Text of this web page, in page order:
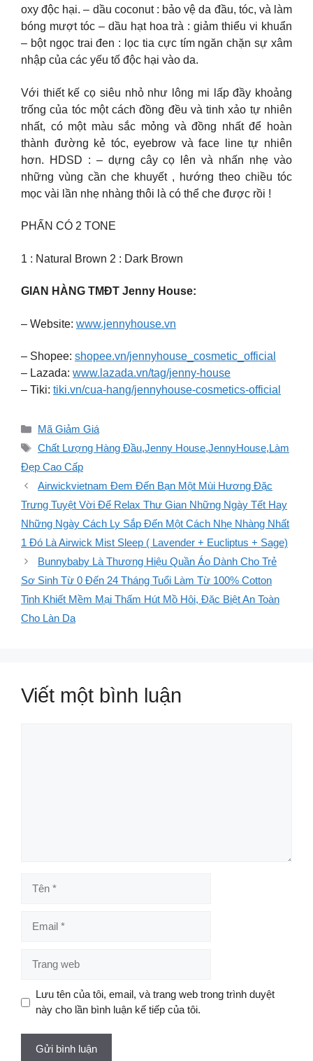
oxy độc hại. – dầu coconut : bảo vệ da đầu, tóc, và làm
bóng mượt tóc – dầu hạt hoa trà : giảm thiểu vi khuẩn
– bột ngọc trai đen : lọc tia cực tím ngăn chặn sự xâm
nhập của các yếu tố độc hại vào da.
Với thiết kế cọ siêu nhỏ như lông mi lấp đầy khoảng
trống của tóc một cách đồng đều và tinh xảo tự nhiên
nhất, có một màu sắc mỏng và đồng nhất để hoàn
thành đường kẻ tóc, eyebrow và face line tự nhiên
hơn. HDSD : – dựng cây cọ lên và nhấn nhẹ vào
những vùng cần che khuyết , hướng theo chiều tóc
mọc vài lần nhẹ nhàng thôi là có thể che được rồi !
PHẤN CÓ 2 TONE
1 : Natural Brown 2 : Dark Brown
GIAN HÀNG TMĐT Jenny House:
– Website: www.jennyhouse.vn
– Shopee: shopee.vn/jennyhouse_cosmetic_official
– Lazada: www.lazada.vn/tag/jenny-house
– Tiki: tiki.vn/cua-hang/jennyhouse-cosmetics-official
Danh
mục
Mã Giảm Giá
Thẻ
Chất Lượng Hàng Đầu,Jenny House,JennyHouse,Làm
Đẹp Cao Cấp
Airwickvietnam Đem Đến Bạn Một Mùi Hương Đặc
Trưng Tuyệt Vời Để Relax Thư Gian Những Ngày Tết Hay
Những Ngày Cách Ly Sắp Đến Một Cách Nhẹ Nhàng Nhất
1 Đó Là Airwick Mist Sleep ( Lavender + Eucliptus + Sage)
Bunnybaby Là Thương Hiệu Quần Áo Dành Cho Trẻ
Sơ Sinh Từ 0 Đến 24 Tháng Tuổi Làm Từ 100% Cotton
Tinh Khiết Mềm Mại Thấm Hút Mồ Hôi, Đặc Biệt An Toàn
Cho Làn Da
Viết một bình luận
web
Lưu tên của tôi, email, và trang web trong trình duyệt
này cho lần bình luận kế tiếp của tôi.